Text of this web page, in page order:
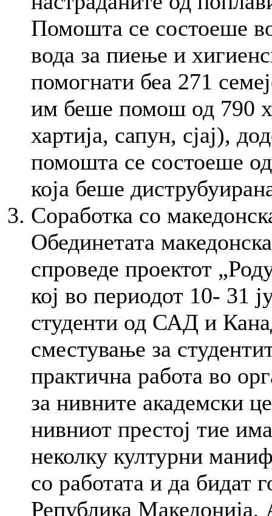
Помошта се состоеше
вода за пиење и
помогнати беа 271
им беше помош од 790
хартија, сапун, сјај),
помошта се состоеше
која беше
Соработка со
Обединетата
спроведе проектот
кој во периодот 10- 31
студенти од САД и
сместување за
практична работа во
за нивните академски
нивниот престој тие
неколку културни
со работата и да бидат
Република